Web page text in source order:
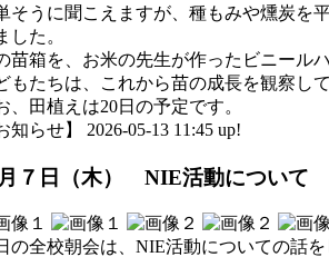
そうに聞こえますが、種もみや燻炭を
した。
苗箱を、お米の先生が作ったビニール
もたちは、これから苗の成長を観察して
、田植えは20日の予定です。
知らせ】 2026-05-13 11:45 up!
７日（木） NIE活動について
の全校朝会は、NIE活動についての話を